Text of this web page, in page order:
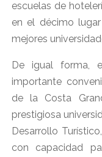
escuelas de
en el décimo
mejores
De igual forma,
importante
de la Costa
prestigiosa
Desarrollo
con capacidad